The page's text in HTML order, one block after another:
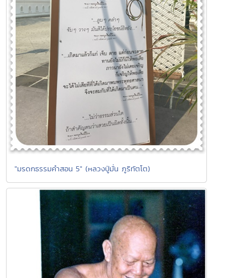
"มรดกธรรมคำสอน 5" (หลวงปู่มั่น ภูริทัตโต)